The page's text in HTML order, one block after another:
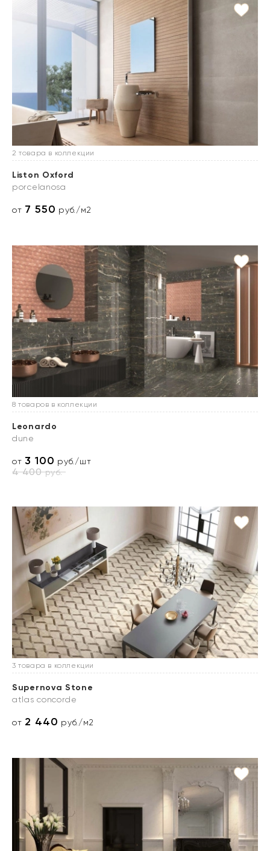
2 товара в коллекции
Liston Oxford
porcelanosa
от 7 550 руб./м2
8 товаров в коллекции
Leonardo
dune
от3 100 руб./шт
4 400руб.
3 товара в коллекции
Supernova Stone
atlas concorde
от 2 440 руб./м2